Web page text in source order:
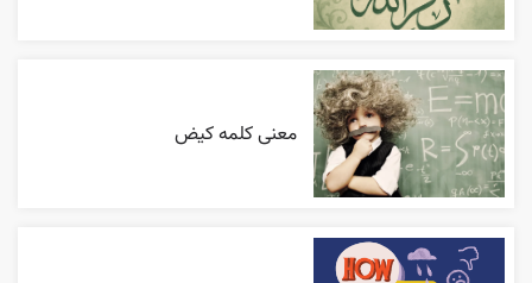
معنی کلمه کیض